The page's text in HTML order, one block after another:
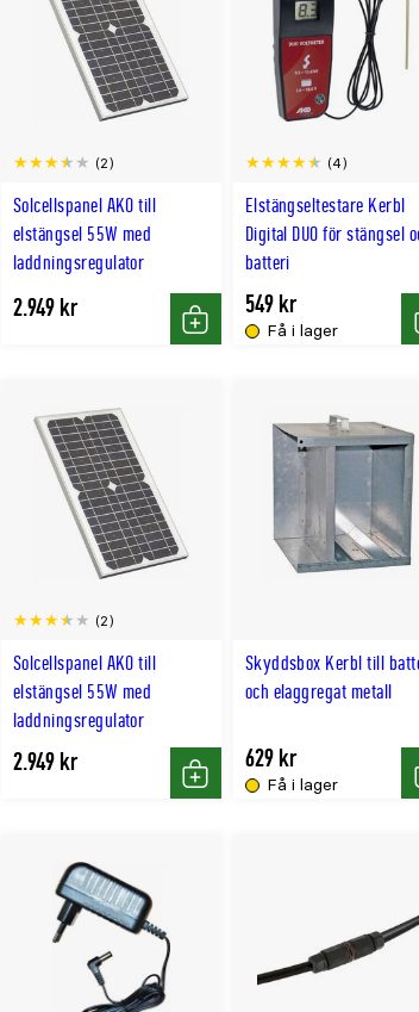
Solcellspanel AKO till
elstängsel 55W med
laddningsregulator
(2)
2.949 kr
Köp
Elstängseltestare Kerbl
Digital DUO för stängsel
batteri
(4)
Få i lager
549 kr
Solcellspanel AKO till
elstängsel 55W med
laddningsregulator
(2)
2.949 kr
Köp
Skyddsbox Kerbl till
och elaggregat metall
Få i lager
629 kr